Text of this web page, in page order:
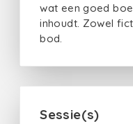
wat een goed
inhoudt. Zowel
bod.
Sessie(s)